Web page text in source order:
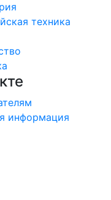
техника
информация